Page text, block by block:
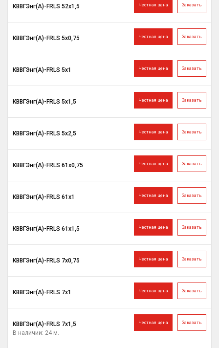
Заказать
Честная цена
КВВГЭнг(A)-FRLS 52х1,5
Заказать
Честная цена
КВВГЭнг(A)-FRLS 5х0,75
Заказать
Честная цена
КВВГЭнг(A)-FRLS 5х1
Заказать
Честная цена
КВВГЭнг(A)-FRLS 5х1,5
Заказать
Честная цена
КВВГЭнг(A)-FRLS 5х2,5
Заказать
Честная цена
КВВГЭнг(A)-FRLS 61х0,75
Заказать
Честная цена
КВВГЭнг(A)-FRLS 61х1
Заказать
Честная цена
КВВГЭнг(A)-FRLS 61х1,5
Заказать
Честная цена
КВВГЭнг(A)-FRLS 7х0,75
Заказать
Честная цена
КВВГЭнг(A)-FRLS 7х1
Заказать
Честная цена
КВВГЭнг(A)-FRLS 7х1,5
В наличии: 24 м.